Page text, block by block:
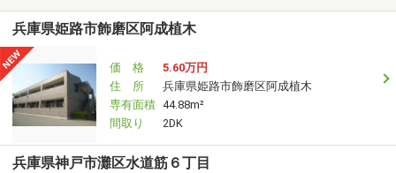
兵庫県姫路市飾磨区阿成植木
価 格
5.60万円
住 所
兵庫県姫路市飾磨区阿成植木
専有面積 44.88m²
間取り
2DK
兵庫県神戸市灘区水道筋６丁目